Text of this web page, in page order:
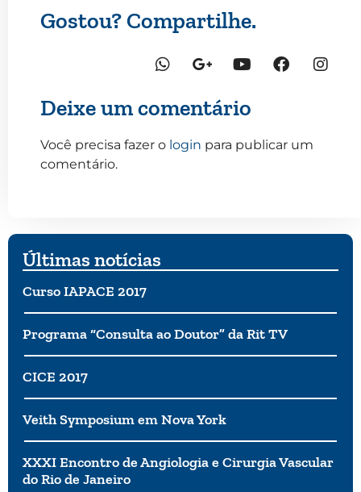
Gostou? Compartilhe.
Deixe um comentário
Você precisa fazer o login para publicar um
comentário.
Últimas notícias
Curso IAPACE 2017
Programa “Consulta ao Doutor” da Rit TV
CICE 2017
Veith Symposium em Nova York
XXXI Encontro de Angiologia e Cirurgia Vascular
do Rio de Janeiro